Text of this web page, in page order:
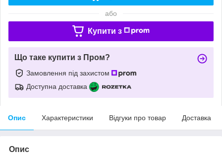
або
Купити з
Що таке купити з Пром?
Замовлення під захистом
Доступна доставка
Опис Характеристики Відгуки про товар Доставка
Опис